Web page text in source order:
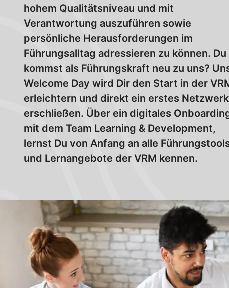
hohem Qualitätsniveau und mit
Verantwortung auszuführen sowie
persönliche Herausforderungen im
Führungsalltag adressieren zu können. Du
kommst als Führungskraft neu zu uns?
Welcome Day wird Dir den Start in der
erleichtern und direkt ein erstes Netzwerk
erschließen. Über ein digitales
mit dem Team Learning & Development,
lernst Du von Anfang an alle
und Lernangebote der VRM kennen.